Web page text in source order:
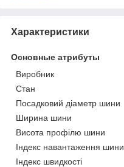
Характеристики
Основные атрибуты
Виробник
Стан
Посадковий діаметр шини
Ширина шини
Висота профілю шини
Індекс навантаження шини
Індекс швидкості